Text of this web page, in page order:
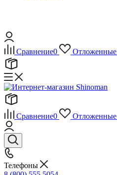
Сравнение0 Отложенные
Сравнение0 Отложенные
Телефоны